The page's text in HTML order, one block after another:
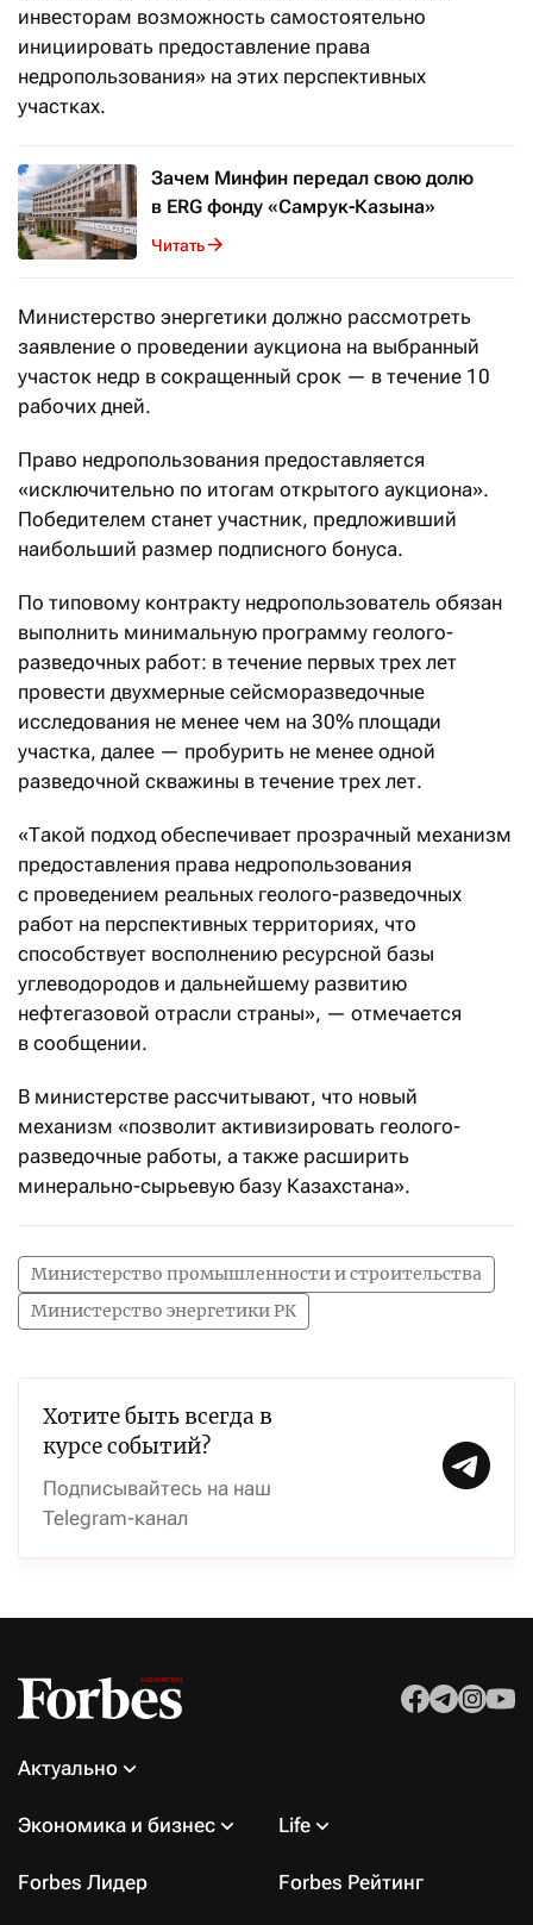
инвесторам возможность самостоятельно
инициировать предоставление права
недропользования» на этих перспективных
участках.
Зачем Минфин передал свою долю
в ERG фонду «Самрук-Казына»
Читать
Министерство энергетики должно рассмотреть
заявление о проведении аукциона на выбранный
участок недр в сокращенный срок — в течение 10
рабочих дней.
Право недропользования предоставляется
«исключительно по итогам открытого аукциона».
Победителем станет участник, предложивший
наибольший размер подписного бонуса.
По типовому контракту недропользователь обязан
выполнить минимальную программу геолого-
разведочных работ: в течение первых трех лет
провести двухмерные сейсморазведочные
исследования не менее чем на 30% площади
участка, далее — пробурить не менее одной
разведочной скважины в течение трех лет.
«Такой подход обеспечивает прозрачный механизм
предоставления права недропользования
с проведением реальных геолого-разведочных
работ на перспективных территориях, что
способствует восполнению ресурсной базы
углеводородов и дальнейшему развитию
нефтегазовой отрасли страны», — отмечается
в сообщении.
В министерстве рассчитывают, что новый
механизм «позволит активизировать геолого-
разведочные работы, а также расширить
минерально-сырьевую базу Казахстана».
Министерство промышленности и строительства
Министерство энергетики РК
Хотите быть всегда в
курсе событий?
Подписывайтесь на наш
Telegram-канал
Актуально
Экономика и бизнес Life
Forbes Лидер Forbes Рейтинг